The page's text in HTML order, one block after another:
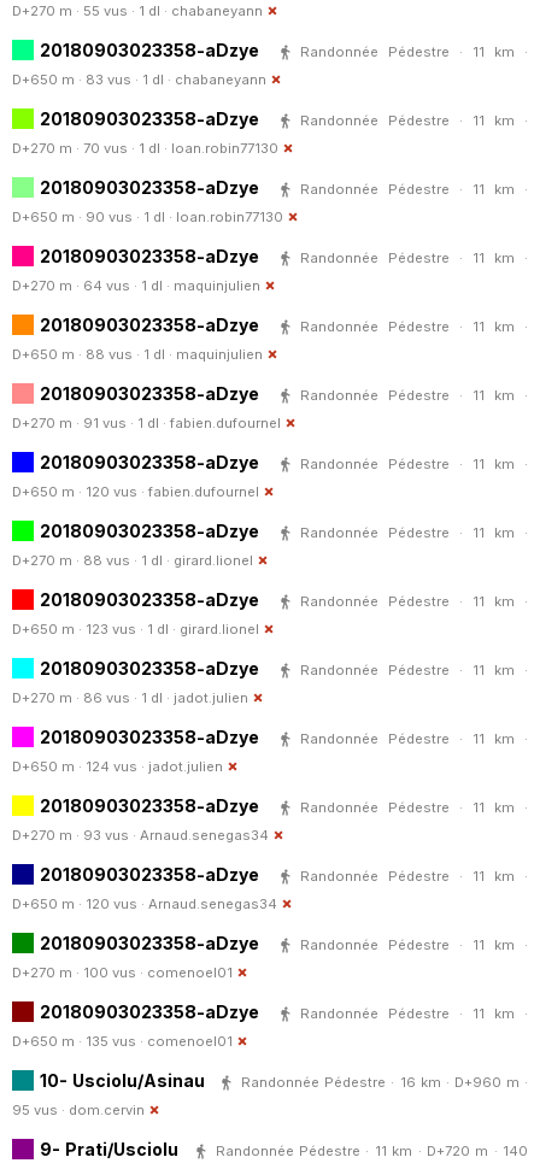
D+270 m · 55 vus · 1 dl · chabaneyann
20180903023358-aDzye
Randonnée Pédestre · 11 km ·
D+650 m · 83 vus · 1 dl · chabaneyann
20180903023358-aDzye
Randonnée Pédestre · 11 km ·
D+270 m · 70 vus · 1 dl · loan.robin77130
20180903023358-aDzye
Randonnée Pédestre · 11 km ·
D+650 m · 90 vus · 1 dl · loan.robin77130
20180903023358-aDzye
Randonnée Pédestre · 11 km ·
D+270 m · 64 vus · 1 dl · maquinjulien
20180903023358-aDzye
Randonnée Pédestre · 11 km ·
D+650 m · 88 vus · 1 dl · maquinjulien
20180903023358-aDzye
Randonnée Pédestre · 11 km ·
D+270 m · 91 vus · 1 dl · fabien.dufournel
20180903023358-aDzye
Randonnée Pédestre · 11 km ·
D+650 m · 120 vus · fabien.dufournel
20180903023358-aDzye
Randonnée Pédestre · 11 km ·
D+270 m · 88 vus · 1 dl · girard.lionel
20180903023358-aDzye
Randonnée Pédestre · 11 km ·
D+650 m · 123 vus · 1 dl · girard.lionel
20180903023358-aDzye
Randonnée Pédestre · 11 km ·
D+270 m · 86 vus · 1 dl · jadot.julien
20180903023358-aDzye
Randonnée Pédestre · 11 km ·
D+650 m · 124 vus · jadot.julien
20180903023358-aDzye
Randonnée Pédestre · 11 km ·
D+270 m · 93 vus · Arnaud.senegas34
20180903023358-aDzye
Randonnée Pédestre · 11 km ·
D+650 m · 120 vus · Arnaud.senegas34
20180903023358-aDzye
Randonnée Pédestre · 11 km ·
D+270 m · 100 vus · comenoel01
20180903023358-aDzye
Randonnée Pédestre · 11 km ·
D+650 m · 135 vus · comenoel01
10- Usciolu/Asinau
Randonnée Pédestre · 16 km · D+960 m ·
95 vus · dom.cervin
9- Prati/Usciolu Randonnée Pédestre · 11 km · D+720 m · 140